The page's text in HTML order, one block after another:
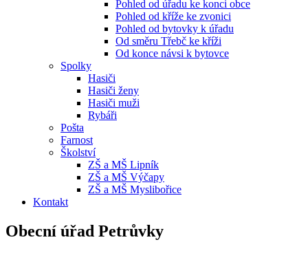
Pohled od úřadu ke konci obce
Pohled od kříže ke zvonici
Pohled od bytovky k úřadu
Od směru Třebč ke kříži
Od konce návsi k bytovce
Spolky
Hasiči
Hasiči ženy
Hasiči muži
Rybáři
Pošta
Farnost
Školství
ZŠ a MŠ Lipník
ZŠ a MŠ Výčapy
ZŠ a MŠ Myslibořice
Kontakt
Obecní úřad Petrůvky